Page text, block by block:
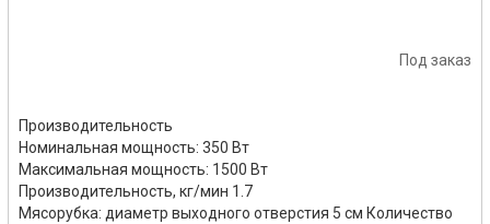
Под заказ
Производительность
Номинальная мощность: 350 Вт
Максимальная мощность: 1500 Вт
Производительность, кг/мин 1.7
Мясорубка: диаметр выходного отверстия 5 см Количество